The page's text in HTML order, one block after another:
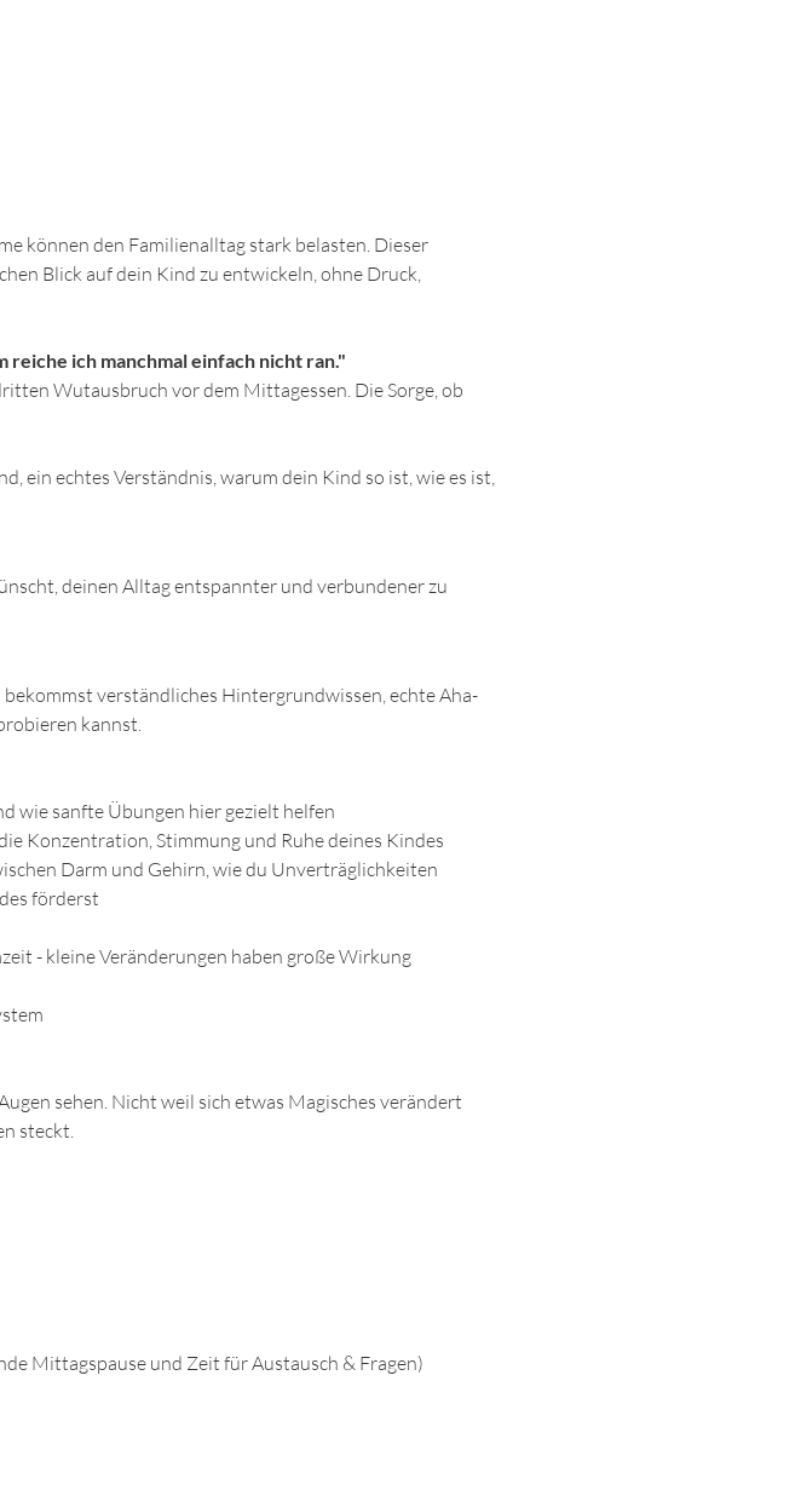
können den Familienalltag stark belasten. Dieser
Blick auf dein Kind zu entwickeln, ohne Druck,
reiche ich manchmal einfach nicht ran."
Wutausbruch vor dem Mittagessen. Die Sorge, ob
ein echtes Verständnis, warum dein Kind so ist, wie es ist,
deinen Alltag entspannter und verbundener zu
verständliches Hintergrundwissen, echte Aha-
kannst.
wie sanfte Übungen hier gezielt helfen
Konzentration, Stimmung und Ruhe deines Kindes
Darm und Gehirn, wie du Unverträglichkeiten
förderst
- kleine Veränderungen haben große Wirkung
sehen. Nicht weil sich etwas Magisches verändert
steckt.
Mittagspause und Zeit für Austausch & Fragen)